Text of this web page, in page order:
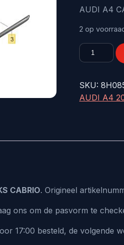
AUDI A4
2 op
AUDI
2001
SKU:
AUDI A4
CABRIO. Origineel
ons om de pasvorm te
17:00 besteld, de volgende